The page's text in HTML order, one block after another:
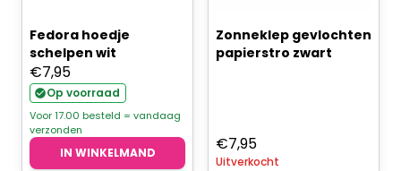
Fedora hoedje
schelpen wit
€7,95
Op voorraad
Voor 17.00 besteld = vandaag
verzonden
IN WINKELMAND
Zonneklep gevlochten
papierstro zwart
€7,95
Uitverkocht